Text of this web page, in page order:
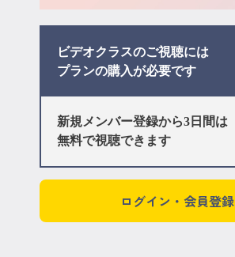
ビデオクラスのご視聴には
プランの購入が必要です
新規メンバー登録から3日間は
無料で視聴できます
ログイン・会員登録